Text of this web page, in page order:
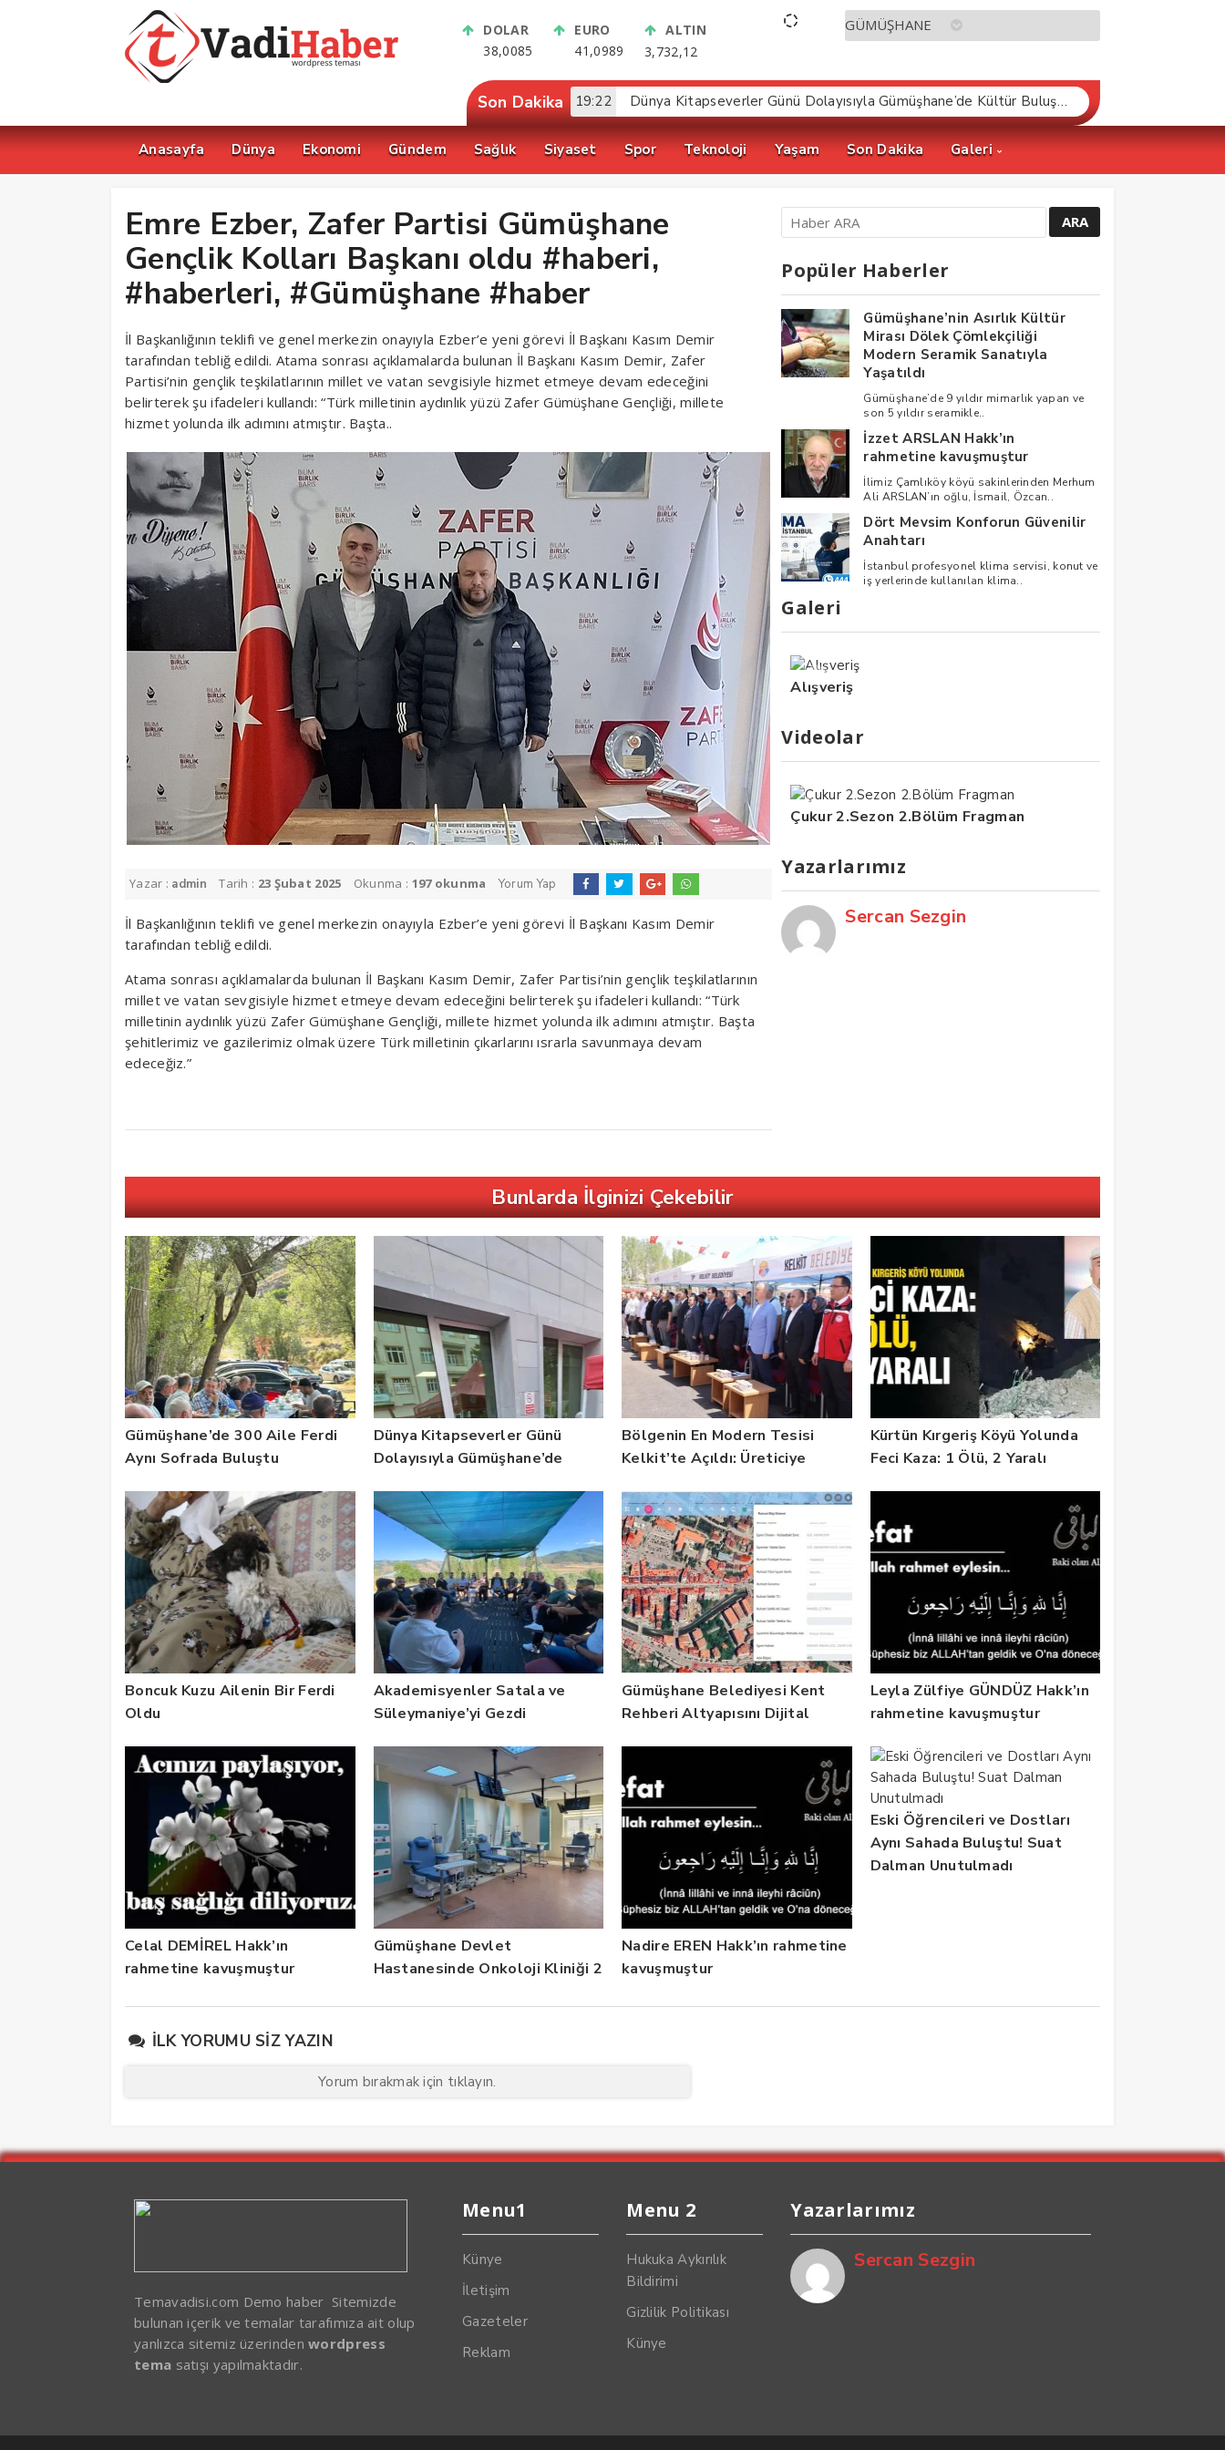
DOLAR
38,0085
EURO
41,0989
ALTIN
3,732,12
Son Dakika 19:22 Dünya Kitapseverler Günü Dolayısıyla Gümüşhane’de Kültür Buluşması Gerçekleştirildi
Anasayfa Dünya Ekonomi Gündem Sağlık Siyaset Spor Teknoloji Yaşam Son Dakika Galeri
Emre Ezber, Zafer Partisi Gümüşhane
Gençlik Kolları Başkanı oldu #haberi,
#haberleri, #Gümüşhane #haber
İl Başkanlığının teklifi ve genel merkezin onayıyla Ezber’e yeni görevi İl Başkanı Kasım Demir
tarafından tebliğ edildi. Atama sonrası açıklamalarda bulunan İl Başkanı Kasım Demir, Zafer
Partisi’nin gençlik teşkilatlarının millet ve vatan sevgisiyle hizmet etmeye devam edeceğini
belirterek şu ifadeleri kullandı: “Türk milletinin aydınlık yüzü Zafer Gümüşhane Gençliği, millete
hizmet yolunda ilk adımını atmıştır. Başta..
Yazar : admin Tarih : 23 Şubat 2025 Okunma : 197 okunma Yorum Yap
İl Başkanlığının teklifi ve genel merkezin onayıyla Ezber’e yeni görevi İl Başkanı Kasım Demir
tarafından tebliğ edildi.
Atama sonrası açıklamalarda bulunan İl Başkanı Kasım Demir, Zafer Partisi’nin gençlik teşkilatlarının
millet ve vatan sevgisiyle hizmet etmeye devam edeceğini belirterek şu ifadeleri kullandı: “Türk
milletinin aydınlık yüzü Zafer Gümüşhane Gençliği, millete hizmet yolunda ilk adımını atmıştır. Başta
şehitlerimiz ve gazilerimiz olmak üzere Türk milletinin çıkarlarını ısrarla savunmaya devam
edeceğiz.”
Popüler Haberler
Gümüşhane’nin Asırlık Kültür
Mirası Dölek Çömlekçiliği
Modern Seramik Sanatıyla
Yaşatıldı
Gümüşhane’de 9 yıldır mimarlık yapan ve
son 5 yıldır seramikle..
İzzet ARSLAN Hakk’ın
rahmetine kavuşmuştur
İlimiz Çamlıköy köyü sakinlerinden Merhum
Ali ARSLAN’ın oğlu, İsmail, Özcan..
Dört Mevsim Konforun Güvenilir
Anahtarı
İstanbul profesyonel klima servisi, konut ve
iş yerlerinde kullanılan klima..
Galeri
Alışveriş
Videolar
Çukur 2.Sezon 2.Bölüm Fragman
Yazarlarımız
Sercan Sezgin
Bunlarda İlginizi Çekebilir
Gümüşhane’de 300 Aile Ferdi
Aynı Sofrada Buluştu
Dünya Kitapseverler Günü
Dolayısıyla Gümüşhane’de
Gerçekleştirildi
Bölgenin En Modern Tesisi
Kelkit’te Açıldı: Üreticiye
Kürtün Kırgeriş Köyü Yolunda
Feci Kaza: 1 Ölü, 2 Yaralı
Boncuk Kuzu Ailenin Bir Ferdi
Oldu
Akademisyenler Satala ve
Süleymaniye’yi Gezdi
Gümüşhane Belediyesi Kent
Rehberi Altyapısını Dijital
Leyla Zülfiye GÜNDÜZ Hakk’ın
rahmetine kavuşmuştur
Celal DEMİREL Hakk’ın
rahmetine kavuşmuştur
Gümüşhane Devlet
Hastanesinde Onkoloji Kliniği 2
Nadire EREN Hakk’ın rahmetine
kavuşmuştur
Eski Öğrencileri ve Dostları
Aynı Sahada Buluştu! Suat
Dalman Unutulmadı
İLK YORUMU SIZ YAZIN
Yorum bırakmak için tıklayın.
Temavadisi.com Demo haber Sitemizde
bulunan içerik ve temalar tarafımıza ait olup
yanlızca sitemiz üzerindenwordpress
tema satışı yapılmaktadır.
Menu1
Künye
İletişim
Gazeteler
Reklam
Menu 2
Hukuka Aykırılık
Bildirimi
Gizlilik Politikası
Künye
Yazarlarımız
Sercan Sezgin